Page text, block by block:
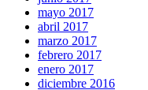
mayo 2017
abril 2017
marzo 2017
febrero 2017
enero 2017
diciembre 2016